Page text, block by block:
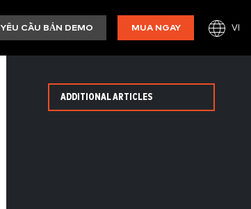
YÊU CẦU BẢN DEMO MUA NGAY VI
ADDITIONAL ARTICLES